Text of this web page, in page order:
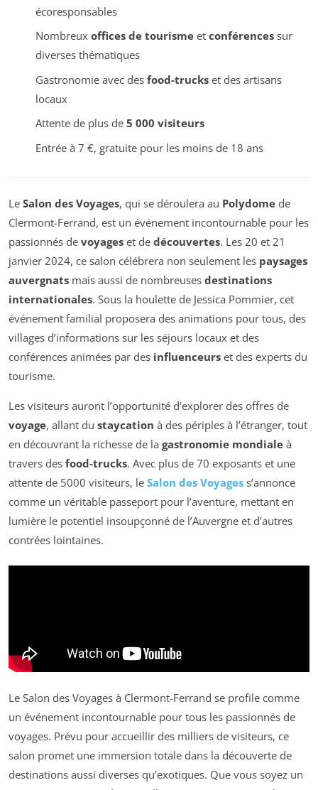
écoresponsables
Nombreux offices de tourismeet conférencessur
diverses thématiques
Gastronomie avec des food-truckset des artisans
locaux
Attente de plus de 5 000 visiteurs
Entrée à 7 €, gratuite pour les moins de 18 ans
Le Salon des Voyages, qui se déroulera au Polydome de
Clermont-Ferrand, est un événement incontournable pour les
passionnés de voyages et de découvertes. Les 20 et 21
janvier 2024, ce salon célébrera non seulement les paysages
auvergnats mais aussi de nombreuses destinations
internationales. Sous la houlette de Jessica Pommier, cet
événement familial proposera des animations pour tous, des
villages d’informations sur les séjours locaux et des
conférences animées par des influenceurs et des experts du
tourisme.
Les visiteurs auront l’opportunité d’explorer des offres de
voyage, allant du staycation à des périples à l’étranger, tout
en découvrant la richesse de la gastronomie mondiale à
travers des food-trucks. Avec plus de 70 exposants et une
attente de 5000 visiteurs, le Salon des Voyages s’annonce
comme un véritable passeport pour l’aventure, mettant en
lumière le potentiel insoupçonné de l’Auvergne et d’autres
contrées lointaines.
Le Salon des Voyages à Clermont-Ferrand se profile comme
un événement incontournable pour tous les passionnés de
voyages. Prévu pour accueillir des milliers de visiteurs, ce
salon promet une immersion totale dans la découverte de
destinations aussi diverses qu’exotiques. Que vous soyez un